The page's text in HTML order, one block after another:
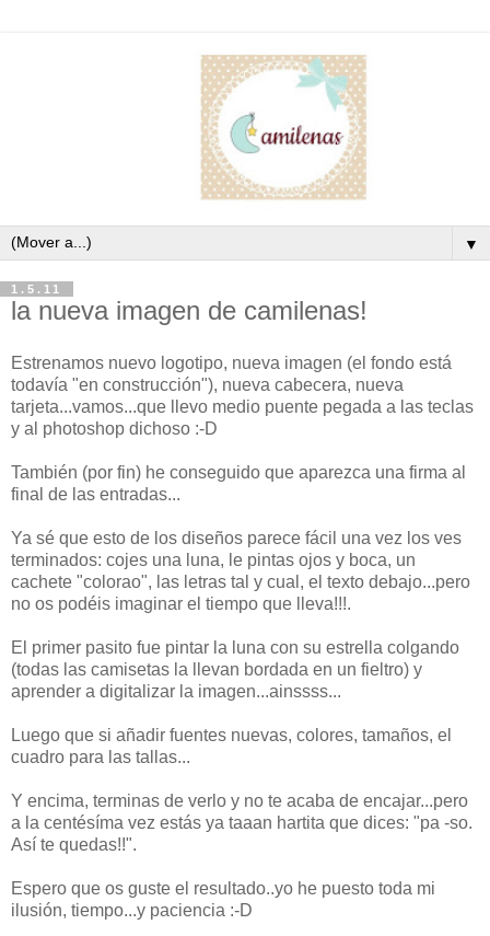
▼
1.5.11
la nueva imagen de camilenas!
Estrenamos nuevo logotipo, nueva imagen (el fondo está
todavía "en construcción"), nueva cabecera, nueva
tarjeta...vamos...que llevo medio puente pegada a las teclas
y al photoshop dichoso :-D
También (por fin) he conseguido que aparezca una firma al
final de las entradas...
Ya sé que esto de los diseños parece fácil una vez los ves
terminados: cojes una luna, le pintas ojos y boca, un
cachete "colorao", las letras tal y cual, el texto debajo...pero
no os podéis imaginar el tiempo que lleva!!!.
El primer pasito fue pintar la luna con su estrella colgando
(todas las camisetas la llevan bordada en un fieltro) y
aprender a digitalizar la imagen...ainssss...
Luego que si añadir fuentes nuevas, colores, tamaños, el
cuadro para las tallas...
Y encima, terminas de verlo y no te acaba de encajar...pero
a la centésíma vez estás ya taaan hartita que dices: "pa -so.
Así te quedas!!".
Espero que os guste el resultado..yo he puesto toda mi
ilusión, tiempo...y paciencia :-D